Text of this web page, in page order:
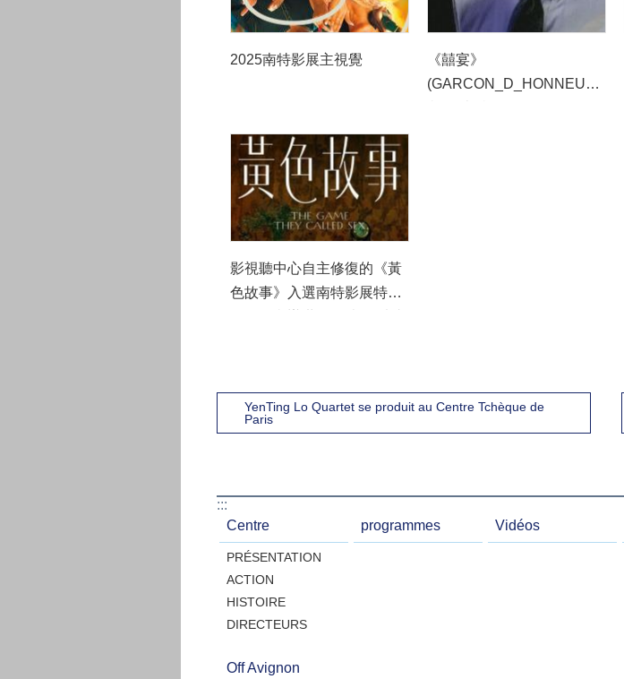
2025南特影展主視覺
《囍宴》
(GARCON_D_HONNEUR)
影視聽中心自主修復的《黃
色故事》入選南特影展特映
YenTing Lo Quartet se produit au Centre Tchèque de
Paris
:::
Centre
PRÉSENTATION
ACTION
HISTOIRE
DIRECTEURS
programmes Vidéos
Off Avignon